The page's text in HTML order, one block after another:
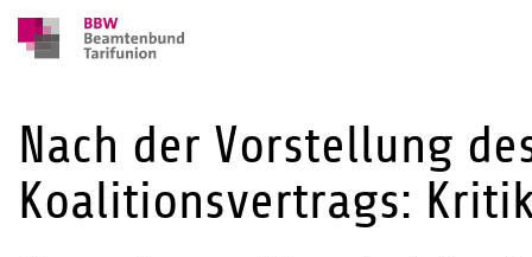
Nach der Vorstellung
Koalitionsvertrags: